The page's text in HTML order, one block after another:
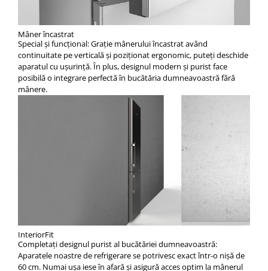
Mâner încastrat
Special şi funcţional: Graţie mânerului încastrat având
continuitate pe verticală şi poziţionat ergonomic, puteţi deschide
aparatul cu uşurinţă. În plus, designul modern şi purist face
posibilă o integrare perfectă în bucătăria dumneavoastră fără
mânere.
InteriorFit
Completați designul purist al bucătăriei dumneavoastră:
Aparatele noastre de refrigerare se potrivesc exact într-o nișă de
60 cm. Numai ușa iese în afară și asigură acces optim la mânerul